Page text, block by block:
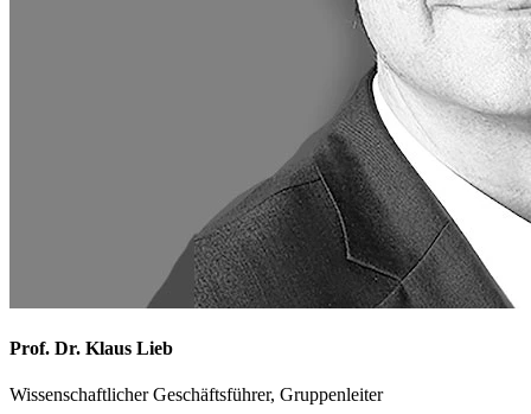
Prof. Dr. Klaus Lieb
Wissenschaftlicher Geschäftsführer, Gruppenleiter